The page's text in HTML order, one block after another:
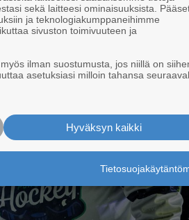
sekä laitteesi ominaisuuksista.
ja teknologiakumppaneihimme
sivuston toimivuuteen ja
ilman suostumusta, jos niillä on
asetuksiasi milloin tahansa
Hyväksyn kaikki